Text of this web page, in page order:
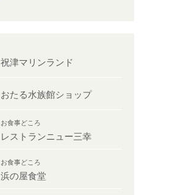
祝津マリンランド
おたる水族館ショップ
お食事どころ
レストランニュー三幸
お食事どころ
浜の屋食堂